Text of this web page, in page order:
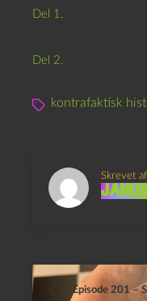
Del 1.
Del 2.
kontrafaktisk
Skrevet af
Episode 201 –